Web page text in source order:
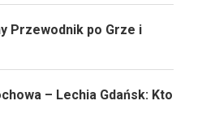
Przewodnik po Grze i
– Lechia Gdańsk: Kto